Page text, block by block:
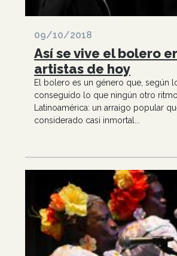
09/10/2018
Así se vive el bolero
artistas de hoy
El bolero es un género que, según
conseguido lo que ningún otro
Latinoamérica: un arraigo popular
considerado casi inmortal...